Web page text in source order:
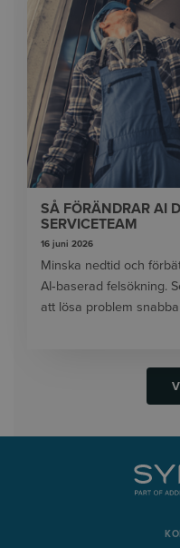
SÅ FÖRÄNDRAR AI
SERVICETEAM
16 juni 2026
Minska nedtid och
AI‑baserad felsökning.
att lösa problem